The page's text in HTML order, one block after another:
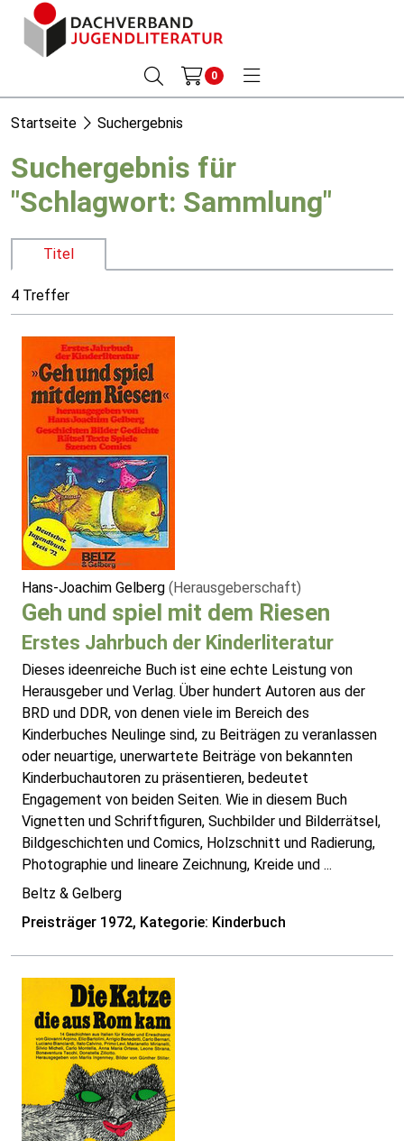
0
Startseite Suchergebnis
Suchergebnis für
"Schlagwort: Sammlung"
Titel
4 Treffer
Hans-Joachim Gelberg (Herausgeberschaft)
Geh und spiel mit dem Riesen
Erstes Jahrbuch der Kinderliteratur
Dieses ideenreiche Buch ist eine echte Leistung von
Herausgeber und Verlag. Über hundert Autoren aus der
BRD und DDR, von denen viele im Bereich des
Kinderbuches Neulinge sind, zu Beiträgen zu veranlassen
oder neuartige, unerwartete Beiträge von bekannten
Kinderbuchautoren zu präsentieren, bedeutet
Engagement von beiden Seiten. Wie in diesem Buch
Vignetten und Schriftfiguren, Suchbilder und Bilderrätsel,
Bildgeschichten und Comics, Holzschnitt und Radierung,
Photographie und lineare Zeichnung, Kreide und ...
Beltz & Gelberg
Preisträger 1972, Kategorie: Kinderbuch